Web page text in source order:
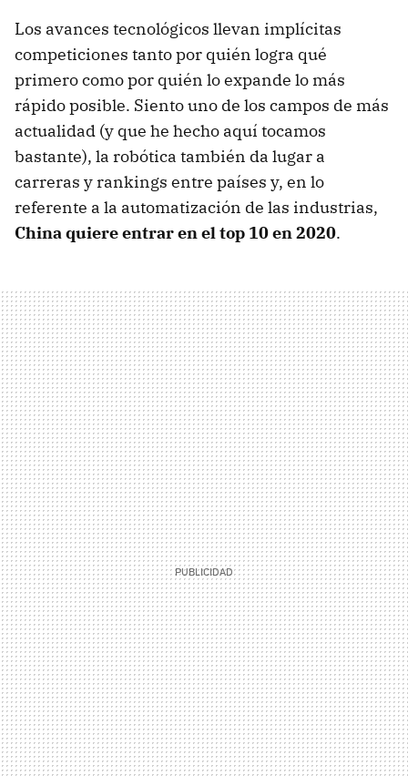
Los avances tecnológicos llevan implícitas
competiciones tanto por quién logra qué
primero como por quién lo expande lo más
rápido posible. Siento uno de los campos de más
actualidad (y que he hecho aquí tocamos
bastante), la robótica también da lugar a
carreras y rankings entre países y, en lo
referente a la automatización de las industrias,
China quiere entrar en el top 10 en 2020.